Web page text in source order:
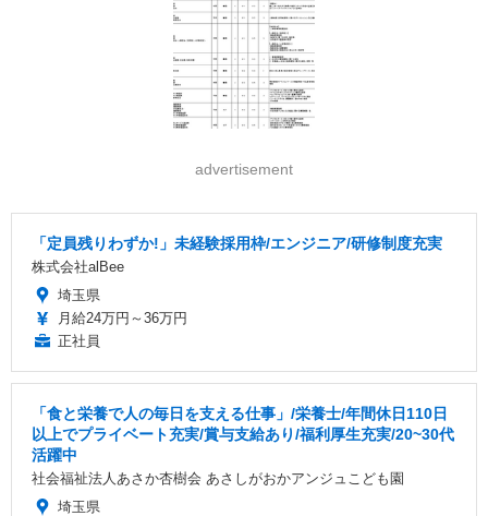
advertisement
「定員残りわずか!」未経験採用枠/エンジニア/研修制度充実
株式会社alBee
埼玉県
月給24万円～36万円
正社員
「食と栄養で人の毎日を支える仕事」/栄養士/年間休日110日
以上でプライベート充実/賞与支給あり/福利厚生充実/20~30代
活躍中
社会福祉法人あさか杏樹会 あさしがおかアンジュこども園
埼玉県